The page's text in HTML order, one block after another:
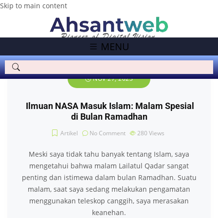
Skip to main content
MENU
NOV 27, 2023
Ilmuan NASA Masuk Islam: Malam Spesial
di Bulan Ramadhan
Artikel No Comment 280 Views
Meski saya tidak tahu banyak tentang Islam, saya
mengetahui bahwa malam Lailatul Qadar sangat
penting dan istimewa dalam bulan Ramadhan. Suatu
malam, saat saya sedang melakukan pengamatan
menggunakan teleskop canggih, saya merasakan
keanehan.